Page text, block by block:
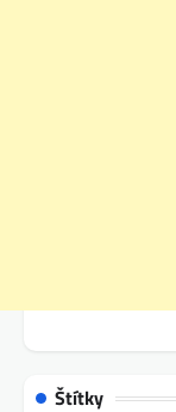
Štítky